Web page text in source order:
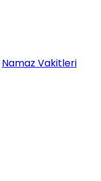
Namaz Vakitleri